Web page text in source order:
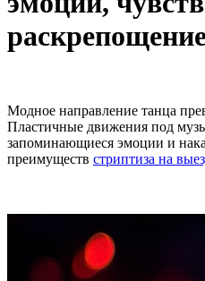
Модное направление танца
Пластичные движения под
запоминающиеся эмоции и
преимуществ стриптиза на